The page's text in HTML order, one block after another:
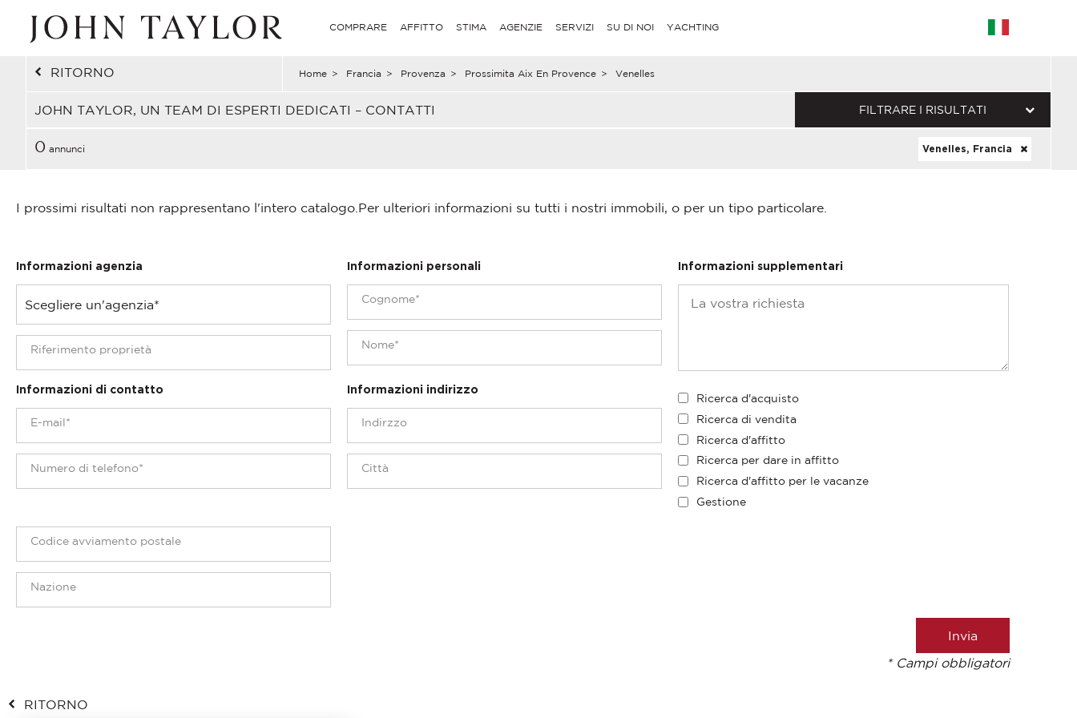
COMPRARE AFFITTO STIMA AGENZIE SERVIZI SU DI NOI YACHTING
RITORNO Home > Francia > Provenza > Prossimita Aix En Provence > Venelles
JOHN TAYLOR, UN TEAM DI ESPERTI DEDICATI – CONTATTI FILTRARE I RISULTATI
0 annunci Venelles, Francia
I prossimi risultati non rappresentano l'intero catalogo. Per ulteriori informazioni su tutti i nostri immobili, o per un tipo particolare.
Informazioni agenzia Informazioni personali
Informazioni di contatto Informazioni indirizzo
Informazioni supplementari
Ricerca d'acquisto
Ricerca di vendita
Ricerca d'affitto
Ricerca per dare in affitto
Ricerca d'affitto per le vacanze
Gestione
* Campi obbligatori
RITORNO